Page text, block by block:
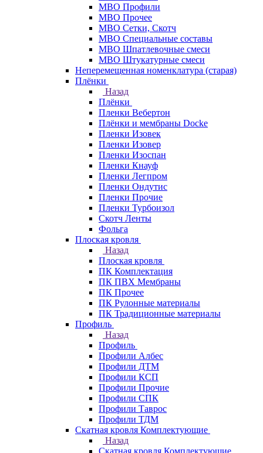
МВО Профили
МВО Прочее
МВО Сетки, Скотч
МВО Специальные составы
МВО Шпатлевочные смеси
МВО Штукатурные смеси
Неперемещенная номенклатура (старая)
Плёнки
Назад
Плёнки
Пленки Вебертон
Плёнки и мембраны Docke
Пленки Изовек
Пленки Изовер
Пленки Изоспан
Пленки Кнауф
Пленки Легпром
Пленки Ондутис
Пленки Прочие
Пленки Турбоизол
Скотч Ленты
Фольга
Плоская кровля
Назад
Плоская кровля
ПК Комплектация
ПК ПВХ Мембраны
ПК Прочее
ПК Рулонные материалы
ПК Традиционные материалы
Профиль
Назад
Профиль
Профили Албес
Профили ДТМ
Профили КСП
Профили Прочие
Профили СПК
Профили Таврос
Профили ТДМ
Скатная кровля Комплектующие
Назад
Скатная кровля Комплектующие